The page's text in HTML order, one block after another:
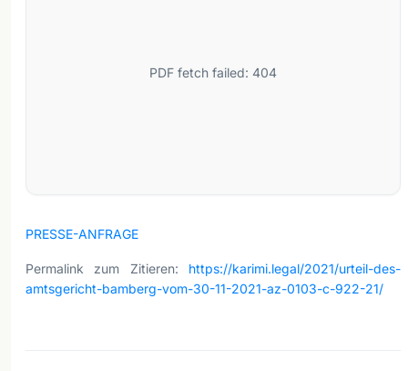
PDF fetch failed: 404
PRESSE-ANFRAGE
Permalink zum Zitieren: https://karimi.legal/2021/urteil-des-
amtsgericht-bamberg-vom-30-11-2021-az-0103-c-922-21/